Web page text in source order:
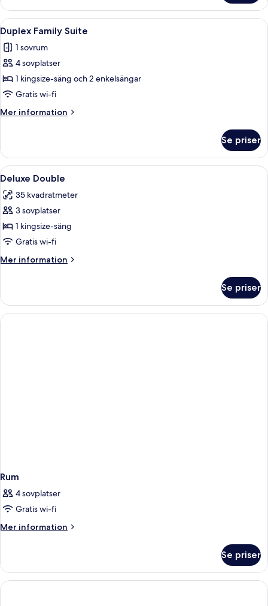
Triple
Room
Öppna
alla
foton
för
Duplex
Family
Suite
Ett hotellrum med två sängar, en
5
Duplex Family Suite
1 sovrum
4 sovplatser
1 kingsize-säng och 2 enkelsängar
Gratis wi-fi
Mer information
Mer
Family
Suite
Se priser
Öppna
alla
foton
för
Deluxe
Double
Egyptiska bomullslakan,
3
Deluxe Double
35 kvadratmeter
3 sovplatser
1 kingsize-säng
Gratis wi-fi
Mer information
Mer
Double
Se priser
Rum
4 sovplatser
Gratis wi-fi
Mer information
Mer
Se priser